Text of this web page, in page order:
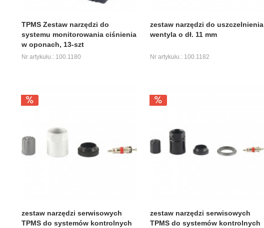
TPMS Zestaw narzędzi do
systemu monitorowania ciśnienia
w oponach, 13-szt
Nr artykułu.: 100.1180
zestaw narzędzi do uszczelnienia
wentyla o dł. 11 mm
Nr artykułu.: 100.1182
zestaw narzędzi serwisowych
TPMS do systemów kontrolnych
zestaw narzędzi serwisowych
TPMS do systemów kontrolnych